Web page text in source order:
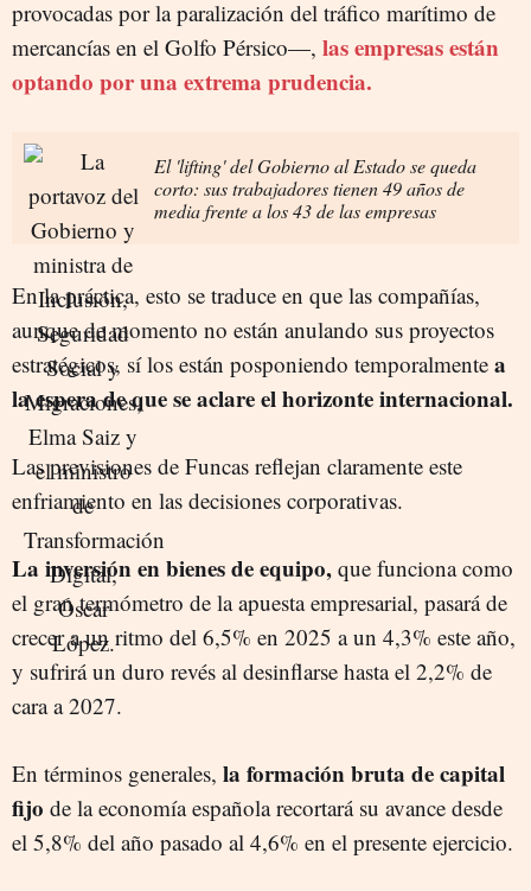
provocadas por la paralización del tráfico marítimo de
mercancías en el Golfo Pérsico—, las empresas están
optando por una extrema prudencia.
El 'lifting' del Gobierno al Estado se queda
corto: sus trabajadores tienen 49 años de
media frente a los 43 de las empresas
En la práctica, esto se traduce en que las compañías,
aunque de momento no están anulando sus proyectos
estratégicos, sí los están posponiendo temporalmente a
la espera de que se aclare el horizonte internacional.
Las previsiones de Funcas reflejan claramente este
enfriamiento en las decisiones corporativas.
La inversión en bienes de equipo, que funciona como
el gran termómetro de la apuesta empresarial, pasará de
crecer a un ritmo del 6,5% en 2025 a un 4,3% este año,
y sufrirá un duro revés al desinflarse hasta el 2,2% de
cara a 2027.
En términos generales, la formación bruta de capital
fijo de la economía española recortará su avance desde
el 5,8% del año pasado al 4,6% en el presente ejercicio.